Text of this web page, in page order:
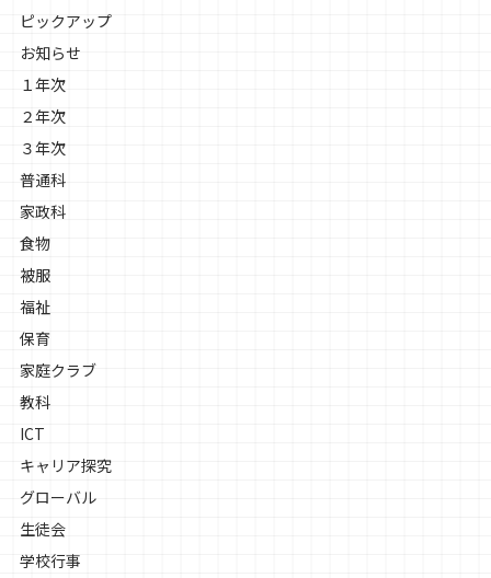
ピックアップ
お知らせ
１年次
２年次
３年次
普通科
家政科
食物
被服
福祉
保育
家庭クラブ
教科
ICT
キャリア探究
グローバル
生徒会
学校行事